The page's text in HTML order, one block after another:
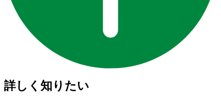
詳しく知りたい